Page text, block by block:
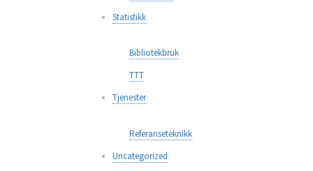
Statistikk
Bibliotekbruk
TTT
Tjenester
Referanseteknikk
Uncategorized